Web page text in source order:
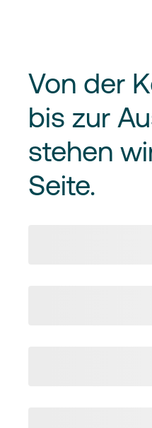
Von der
bis zur
stehen
Seite.